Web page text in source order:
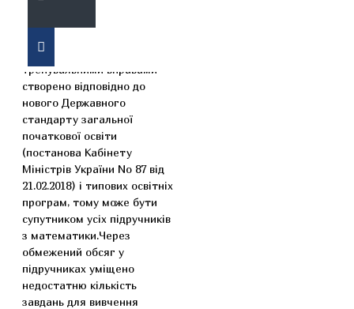
диференційованими
тренувальними вправами
створено відповідно до
нового Державного
стандарту загальної
початкової освіти
(постанова Кабінету
Міністрів України No 87 від
21.02.2018) і типових освітніх
програм, тому може бути
супутником усіх підручників
з математики.Через
обмежений обсяг у
підручниках уміщено
недостатню кількість
завдань для вивчення